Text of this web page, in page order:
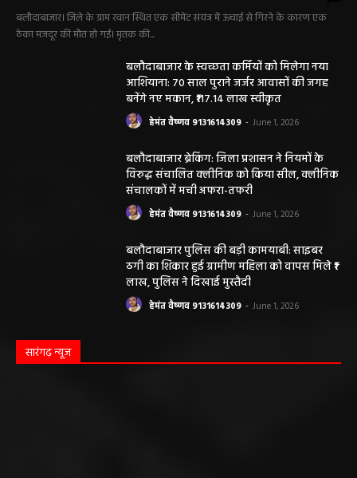
बलौदाबाजार। जिले के ग्राम रवान स्थित एक सीमेंट संयंत्र में ऊंचाई से गिरने के कारण एक
ठेका मजदूर की मौत हो गई। मृतक की...
बलौदाबाजार के स्वच्छता कर्मियों को मिलेगा नया
आशियाना: 70 साल पुराने जर्जर आवासों की जगह
बनेंगे नए मकान, ₹117.14 लाख स्वीकृत
हेमंत वैष्णव 9131614309 - June 1, 2026
बलौदाबाजार ब्रेकिंग: जिला प्रशासन ने नियमों के
विरुद्ध संचालित क्लीनिक को किया सील, क्लीनिक
संचालकों में मची अफरा-तफरी
हेमंत वैष्णव 9131614309 - June 1, 2026
बलौदाबाजार पुलिस की बड़ी कामयाबी: साइबर
ठगी का शिकार हुई ग्रामीण महिला को वापस मिले ₹1
लाख, पुलिस ने दिखाई मुस्तैदी
हेमंत वैष्णव 9131614309 - June 1, 2026
सारंगढ़ न्यूज़